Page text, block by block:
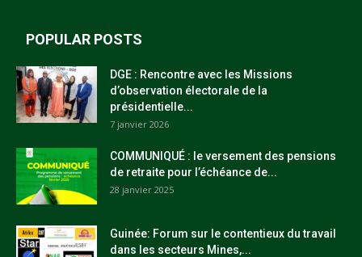
POPULAR POSTS
DGE : Rencontre avec les Missions
d’observation électorale de la
présidentielle...
7 janvier 2026
COMMUNIQUÉ : le versement des pensions
de retraite pour l’échéance de...
28 janvier 2025
Guinée: Forum sur le contentieux du travail
dans les secteurs Mines,...